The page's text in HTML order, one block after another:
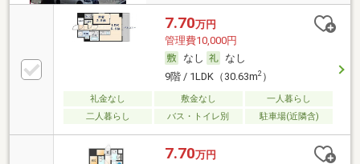
7.70万円
管理費10,000円
なし
なし
9階 / 1LDK（30.63m2）
礼金なし 敷金なし
一人暮らし
二人暮らし
バス・トイレ別 駐車場(近隣含)
7.70万円